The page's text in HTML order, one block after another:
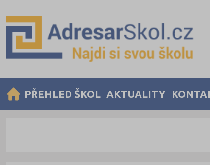
PŘEHLED ŠKOL AKTUALITY